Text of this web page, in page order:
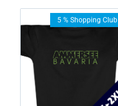
5 % Shopping Club